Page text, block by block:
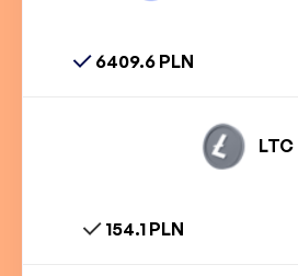
6409.6 PLN
LTC
154.1 PLN